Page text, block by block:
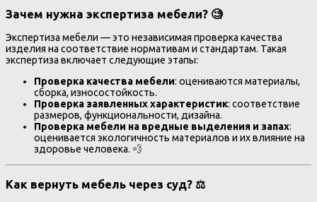
Зачем нужна экспертиза мебели? 🧐
Экспертиза мебели — это независимая проверка качества
изделия на соответствие нормативам и стандартам. Такая
экспертиза включает следующие этапы:
Проверка качества мебели: оцениваются материалы,
сборка, износостойкость.
Проверка заявленных характеристик: соответствие
размеров, функциональности, дизайна.
Проверка мебели на вредные выделения и запах:
оценивается экологичность материалов и их влияние на
здоровье человека. 💨
Как вернуть мебель через суд? ⚖️